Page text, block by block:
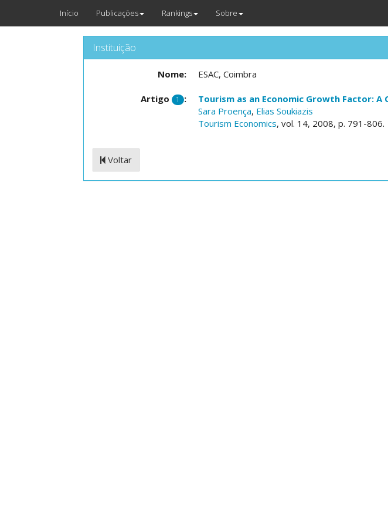
Início Publicações Rankings Sobre
Instituição
Nome: ESAC, Coimbra
Artigo 1 :
Tourism as an Economic Growth Factor:
Sara Proença, Elias Soukiazis
Tourism Economics, vol. 14, 2008, p. 791-806.
Voltar